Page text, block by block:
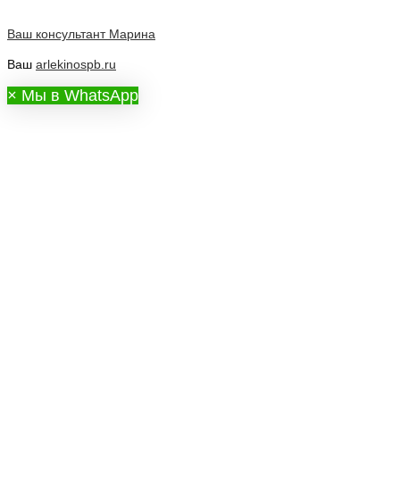
Ваш консультант Марина
Ваш arlekinospb.ru
× Мы в WhatsApp